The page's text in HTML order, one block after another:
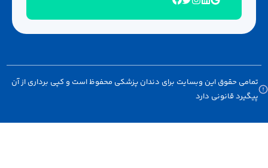
حقوق این وبسایت برای دندان پزشکی محفوظ است و کپی برداری از آن
قانونی دارد